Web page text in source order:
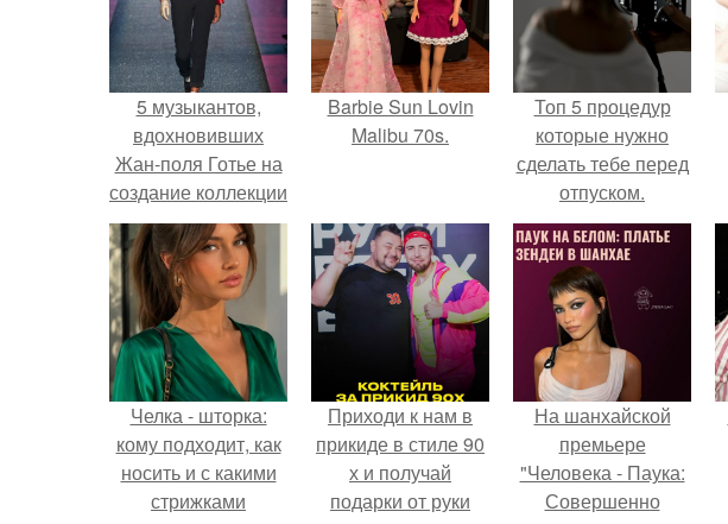
5 музыкантов,
вдохновивших
Жан-поля Готье на
создание коллекции
весна - лето 2013.
Barbie Sun Lovin
Malibu 70s.
Топ 5 процедур
которые нужно
сделать тебе перед
отпуском.
Челка - шторка:
кому подходит, как
носить и с какими
стрижками
Приходи к нам в
прикиде в стиле 90
х и получай
подарки от руки
На шанхайской
премьере
"Человека - Паука:
Совершенно